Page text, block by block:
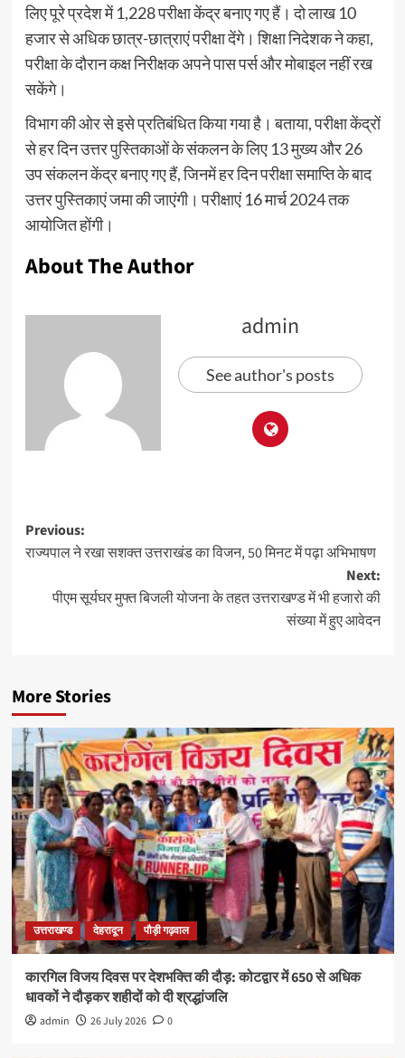
लिए पूरे प्रदेश में 1,228 परीक्षा केंद्र बनाए गए हैं। दो लाख 10
हजार से अधिक छात्र-छात्राएं परीक्षा देंगे। शिक्षा निदेशक ने कहा,
परीक्षा के दौरान कक्ष निरीक्षक अपने पास पर्स और मोबाइल नहीं रख
सकेंगे।
विभाग की ओर से इसे प्रतिबंधित किया गया है। बताया, परीक्षा केंद्रों
से हर दिन उत्तर पुस्तिकाओं के संकलन के लिए 13 मुख्य और 26
उप संकलन केंद्र बनाए गए हैं, जिनमें हर दिन परीक्षा समाप्ति के बाद
उत्तर पुस्तिकाएं जमा की जाएंगी। परीक्षाएं 16 मार्च 2024 तक
आयोजित होंगी।
About The Author
admin
See author's posts
Previous:
राज्यपाल ने रखा सशक्त उत्तराखंड का विजन, 50 मिनट में पढ़ा अभिभाषण
Next:
पीएम सूर्यघर मुफ्त बिजली योजना के तहत उत्तराखण्ड में भी हजारो की
संख्या में हुए आवेदन
More Stories
उत्तराखण्ड देहरादून पौड़ी गढ़वाल
कारगिल विजय दिवस पर देशभक्ति की दौड़: कोटद्वार में 650 से अधिक
धावकों ने दौड़कर शहीदों को दी श्रद्धांजलि
admin 26 July 2026 0